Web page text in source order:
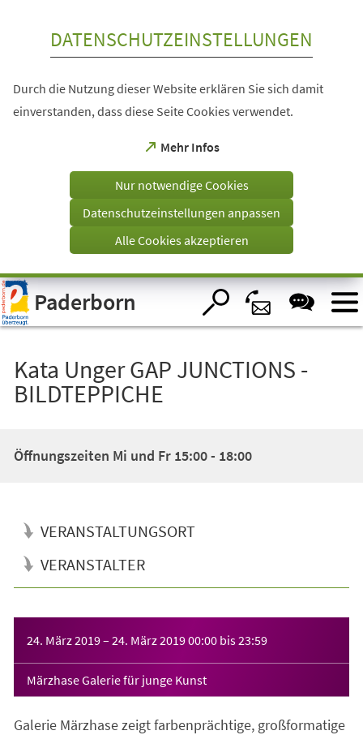
Visuelle
Assistenzsoftware
öffnen.
DATENSCHUTZEINSTELLUNGEN
Durch die Nutzung dieser Website erklären Sie sich damit
einverstanden, dass diese Seite Cookies verwendet.
Mehr Infos
(Öffnet
einem
Tab)
Nur notwendige Cookies
Datenschutzeinstellungen anpassen
Alle Cookies akzeptieren
Paderborn
Kata Unger GAP JUNCTIONS -
BILDTEPPICHE
Öffnungszeiten Mi und Fr 15:00 - 18:00
VERANSTALTUNGSORT
VERANSTALTER
24. März 2019– 24. März 201900:00 bis23:59
Märzhase Galerie für junge Kunst
Galerie Märzhase zeigt farbenprächtige, großformatige